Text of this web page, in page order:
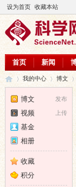
设为首页 收藏本站
首页 新闻
›
我的中心 博文
发布
博文
上传
视频
基金
相册
收藏
积分